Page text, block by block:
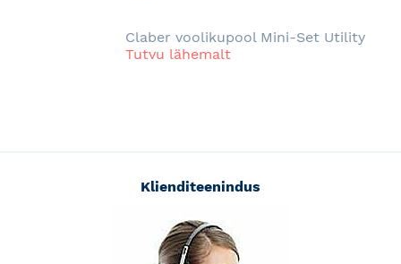
Claber voolikupool Mini-Set Utility
Tutvu lähemalt
Klienditeenindus